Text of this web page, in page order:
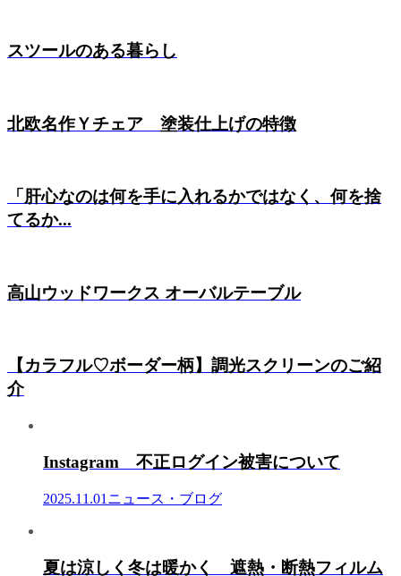
スツールのある暮らし
北欧名作Ｙチェア 塗装仕上げの特徴
「肝心なのは何を手に入れるかではなく、何を捨
てるか...
高山ウッドワークス オーバルテーブル
【カラフル♡ボーダー柄】調光スクリーンのご紹
介
Instagram 不正ログイン被害について
2025.11.01 ニュース・ブログ
夏は涼しく冬は暖かく 遮熱・断熱フィルム